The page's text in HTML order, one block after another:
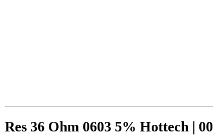
Res 36 Ohm 0603 5% Hottech | 00